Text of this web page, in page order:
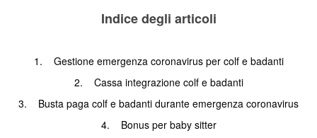
Indice degli articoli
1. Gestione emergenza coronavirus per colf e badanti
2. Cassa integrazione colf e badanti
3. Busta paga colf e badanti durante emergenza coronavirus
4. Bonus per baby sitter